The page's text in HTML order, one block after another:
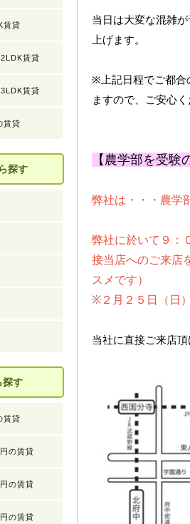
当日は大変な混雑
上げます。
※上記日程でご都合
ますので、ご安心く
【農学部を受験
弊社は・・・農学
弊社に於いて９：
接当店へのご来店
スメです）
※２月２５日（日
当社に直接ご来店
賃貸
賃貸
賃貸
賃貸
探す
探す
賃貸
の賃貸
の賃貸
の賃貸